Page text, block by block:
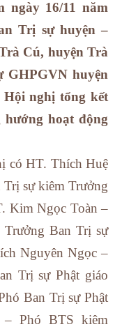
ngày 16/11 năm
Trị sự huyện –
Cú, huyện Trà
GHPGVN huyện
nghị tổng kết
hướng hoạt động
có HT. Thích Huệ
sự kiêm Trưởng
Kim Ngọc Toàn –
Ban Trị sự
Nguyên Ngọc –
Trị sự Phật giáo
Ban Trị sự Phật
Phó BTS kiêm